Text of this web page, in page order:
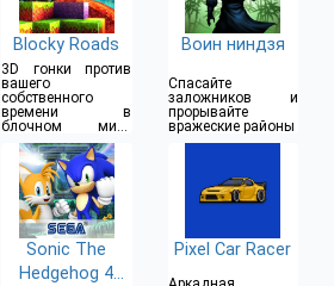
Blocky Roads
3D гонки против
вашего
собственного
времени в
блочном мире
майнинга
Воин ниндзя
Спасайте
заложников и
прорывайте
вражеские районы
Sonic The
Hedgehog 4
Pixel Car Racer